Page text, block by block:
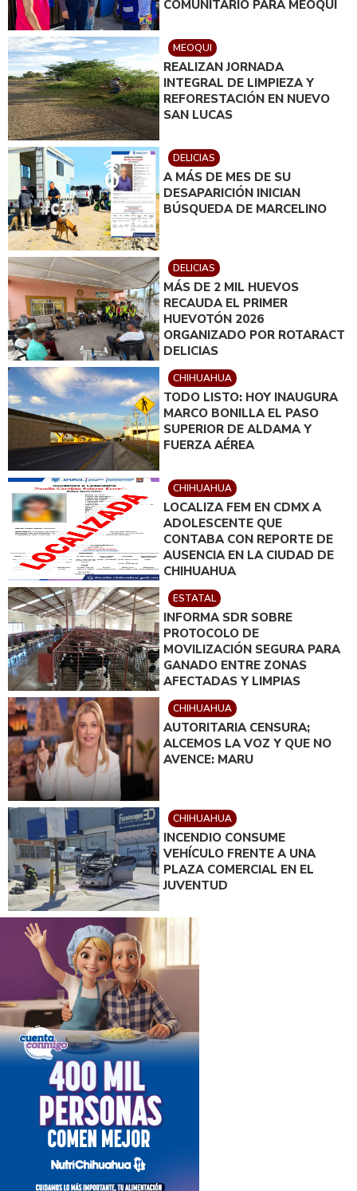
COMUNITARIO PARA MEOQUI
MEOQUI
REALIZAN JORNADA
INTEGRAL DE LIMPIEZA Y
REFORESTACIÓN EN NUEVO
SAN LUCAS
DELICIAS
A MÁS DE MES DE SU
DESAPARICIÓN INICIAN
BÚSQUEDA DE MARCELINO
DELICIAS
MÁS DE 2 MIL HUEVOS
RECAUDA EL PRIMER
HUEVOTÓN 2026
ORGANIZADO POR ROTARACT
DELICIAS
CHIHUAHUA
TODO LISTO: HOY INAUGURA
MARCO BONILLA EL PASO
SUPERIOR DE ALDAMA Y
FUERZA AÉREA
CHIHUAHUA
LOCALIZA FEM EN CDMX A
ADOLESCENTE QUE
CONTABA CON REPORTE DE
AUSENCIA EN LA CIUDAD DE
CHIHUAHUA
ESTATAL
INFORMA SDR SOBRE
PROTOCOLO DE
MOVILIZACIÓN SEGURA PARA
GANADO ENTRE ZONAS
AFECTADAS Y LIMPIAS
CHIHUAHUA
AUTORITARIA CENSURA;
ALCEMOS LA VOZ Y QUE NO
AVENCE: MARU
CHIHUAHUA
INCENDIO CONSUME
VEHÍCULO FRENTE A UNA
PLAZA COMERCIAL EN EL
JUVENTUD